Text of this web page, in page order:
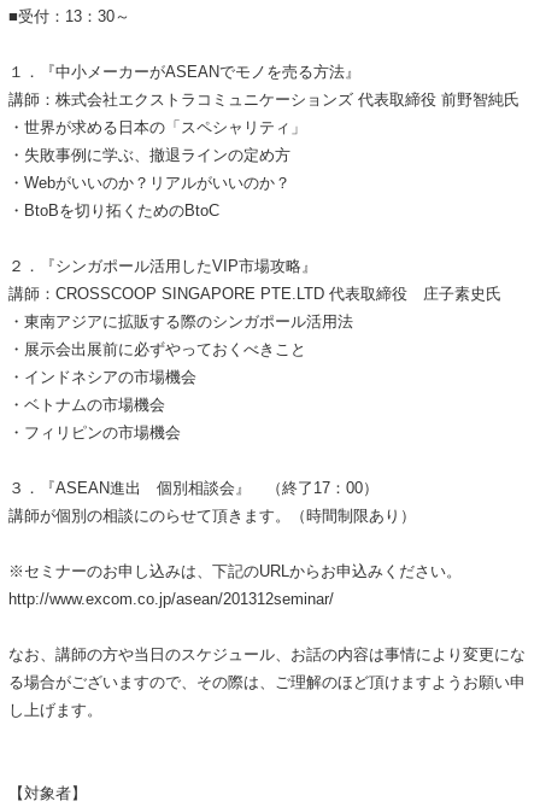
■受付：13：30～
１．『中小メーカーがASEANでモノを売る方法』
講師：株式会社エクストラコミュニケーションズ 代表取締役 前野智純氏
・世界が求める日本の「スペシャリティ」
・失敗事例に学ぶ、撤退ラインの定め方
・Webがいいのか？リアルがいいのか？
・BtoBを切り拓くためのBtoC
２．『シンガポール活用したVIP市場攻略』
講師：CROSSCOOP SINGAPORE PTE.LTD 代表取締役 庄子素史氏
・東南アジアに拡販する際のシンガポール活用法
・展示会出展前に必ずやっておくべきこと
・インドネシアの市場機会
・ベトナムの市場機会
・フィリピンの市場機会
３．『ASEAN進出 個別相談会』 （終了17：00）
講師が個別の相談にのらせて頂きます。（時間制限あり）
※セミナーのお申し込みは、下記のURLからお申込みください。
http://www.excom.co.jp/asean/201312seminar/
なお、講師の方や当日のスケジュール、お話の内容は事情により変更にな
る場合がございますので、その際は、ご理解のほど頂けますようお願い申
し上げます。
【対象者】